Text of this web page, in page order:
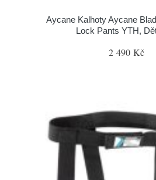
Aycane Kalhoty Aycane
Lock Pants YTH,
2 490 Kč